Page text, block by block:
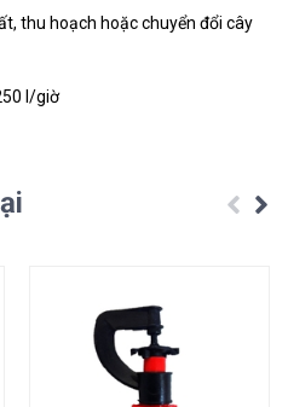
thu hoạch hoặc chuyển đổi cây
l/giờ